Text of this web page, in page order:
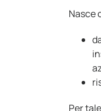
Nasce
Per